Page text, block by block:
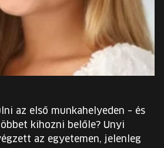
language:
EN
az első munkahelyeden – és
kihozni belőle? Unyi
az egyetemen, jelenleg